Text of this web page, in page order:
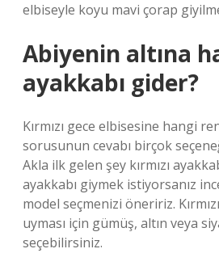
elbiseyle koyu mavi çorap
Abiyenin altına
ayakkabı gider?
Kırmızı gece elbisesine hangi
sorusunun cevabı birçok
Akla ilk gelen şey kırmızı
ayakkabı giymek istiyorsanız
model seçmenizi öneririz.
uyması için gümüş, altın veya
seçebilirsiniz.